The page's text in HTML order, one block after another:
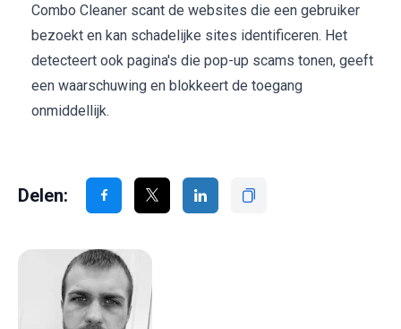
Combo Cleaner scant de websites die een gebruiker
bezoekt en kan schadelijke sites identificeren. Het
detecteert ook pagina's die pop-up scams tonen, geeft
een waarschuwing en blokkeert de toegang
onmiddellijk.
Delen: